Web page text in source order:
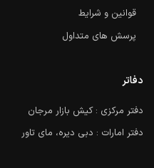
قوانین و شرایط
پرسش های متداول
دفاتر
دفتر مرکزی : کیش بازار مرجان
دفتر امارات : دبی دیره، مای تاور